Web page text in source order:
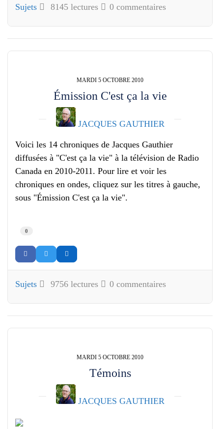
Sujets 8145 lectures 0 commentaires
MARDI 5 OCTOBRE 2010
Émission C'est ça la vie
JACQUES GAUTHIER
Voici les 14 chroniques de Jacques Gauthier
diffusées à "C'est ça la vie" à la télévision de Radio
Canada en 2010-2011. Pour lire et voir les
chroniques en ondes, cliquez sur les titres à gauche,
sous "Émission C'est ça la vie".
0
Sujets 9756 lectures 0 commentaires
MARDI 5 OCTOBRE 2010
Témoins
JACQUES GAUTHIER